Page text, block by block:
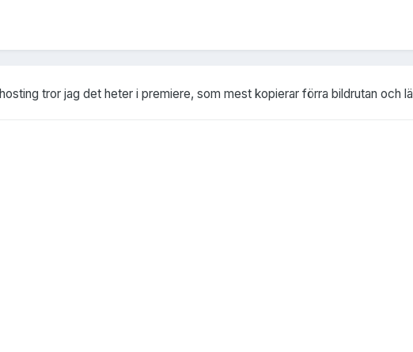
tror jag det heter i premiere, som mest kopierar förra bildrutan och